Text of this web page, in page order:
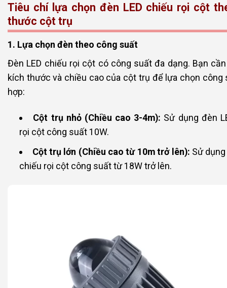
Tiêu chí lựa chọn đèn LED chiếu rọi cột
thước cột trụ
1. Lựa chọn đèn theo công suất
Đèn LED chiếu rọi cột có công suất đa dạng. Bạn
kích thước và chiều cao của cột trụ để lựa chọn công
hợp:
Cột trụ nhỏ (Chiều cao 3-4m): Sử dụng đèn
rọi cột công suất 10W.
Cột trụ lớn (Chiều cao từ 10m trở lên): Sử
chiếu rọi cột công suất từ 18W trở lên.